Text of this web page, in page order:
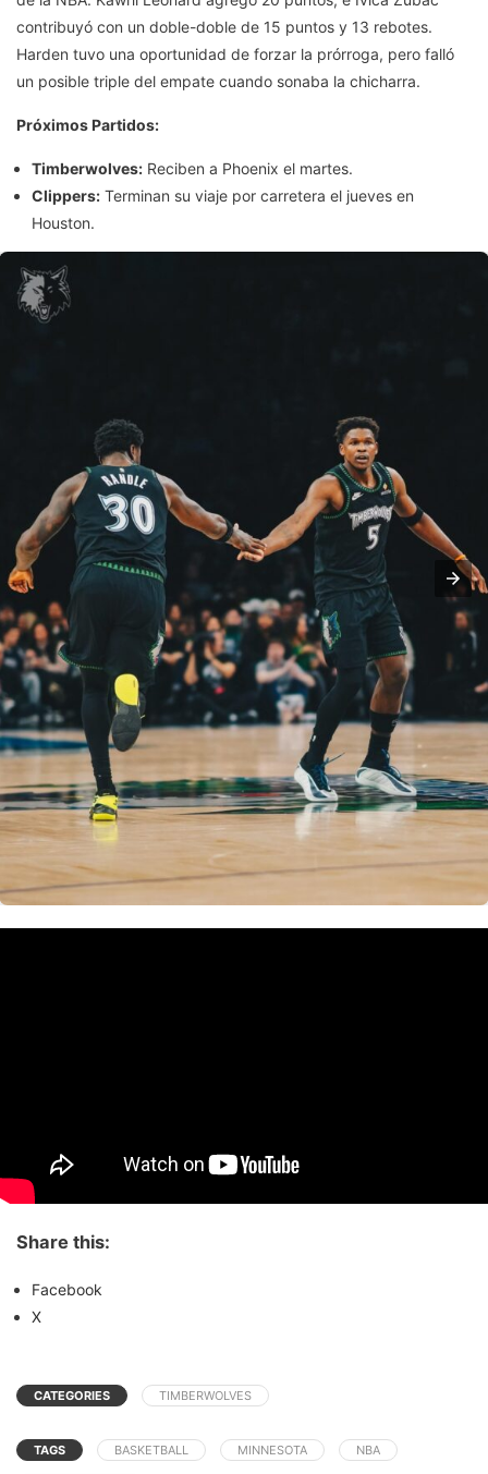
contribuyó con un doble-doble de 15 puntos y 13 rebotes.
Harden tuvo una oportunidad de forzar la prórroga, pero falló
un posible triple del empate cuando sonaba la chicharra.
Próximos Partidos:
Timberwolves: Reciben a Phoenix el martes.
Clippers: Terminan su viaje por carretera el jueves en
Houston.
Share this:
Facebook
X
CATEGORIES TIMBERWOLVES
TAGS BASKETBALL MINNESOTA NBA